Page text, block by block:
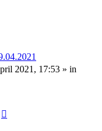
2021, 17:53 » in